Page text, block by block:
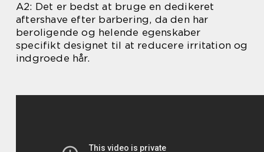
A2: Det er bedst at bruge en dedikeret
aftershave efter barbering, da den har
beroligende og helende egenskaber
specifikt designet til at reducere irritation og
indgroede hår.